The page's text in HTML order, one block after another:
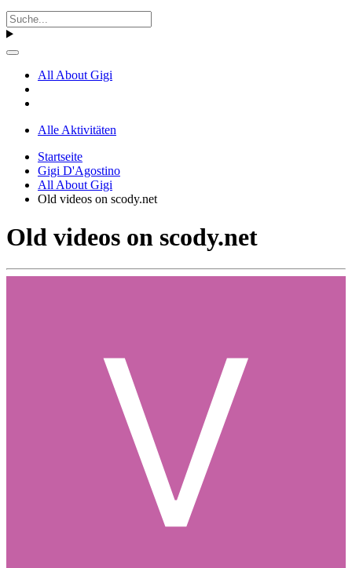
All About Gigi
Alle Aktivitäten
Startseite
Gigi D'Agostino
All About Gigi
Old videos on scody.net
Old videos on scody.net